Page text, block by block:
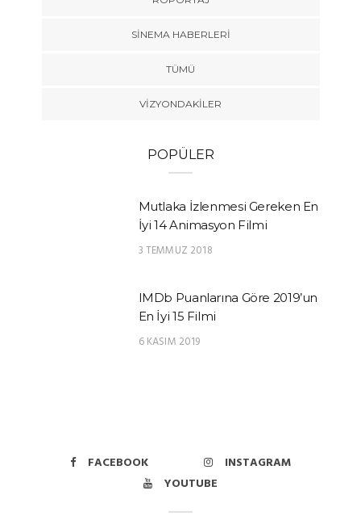
SINEMA HABERLERI
TÜMÜ
VIZYONDAKILER
POPÜLER
Mutlaka İzlenmesi Gereken En
İyi 14 Animasyon Filmi
3 TEMMUZ 2018
IMDb Puanlarına Göre 2019’un
En İyi 15 Filmi
6 KASIM 2019
FACEBOOK
INSTAGRAM
YOUTUBE